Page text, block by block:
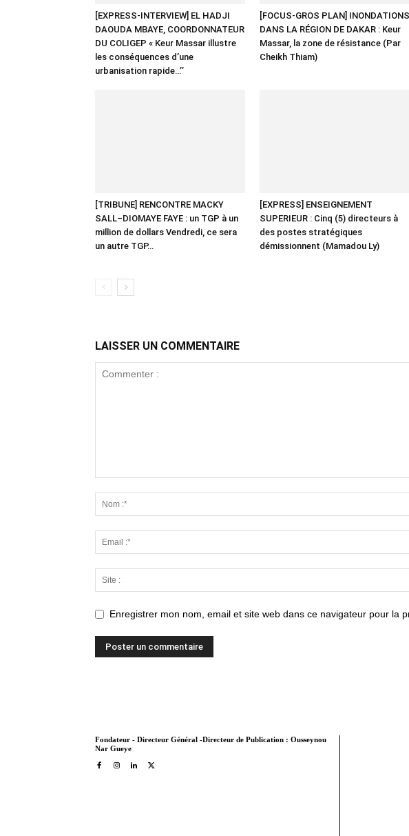
[EXPRESS-INTERVIEW] EL HADJI
DAOUDA MBAYE, COORDONNATEUR
DU COLIGEP « Keur Massar illustre
les conséquences d’une
urbanisation rapide…’’
[FOCUS-GROS PLAN] INONDATIONS
DANS LA RÉGION DE DAKAR : Keur
Massar, la zone de résistance (Par
Cheikh Thiam)
[TRIBUNE] RENCONTRE MACKY
SALL–DIOMAYE FAYE : un TGP à un
million de dollars Vendredi, ce sera
un autre TGP…
[EXPRESS] ENSEIGNEMENT
SUPERIEUR : Cinq (5) directeurs à
des postes stratégiques
démissionnent (Mamadou Ly)
LAISSER UN COMMENTAIRE
Enregistrer mon nom, email et site web dans ce navigateur pour la
Fondateur - Directeur Général -Directeur de Publication : Ousseynou
Nar Gueye